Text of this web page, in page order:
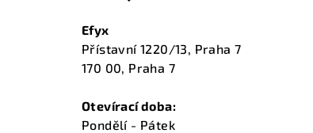
Efyx
Přístavní 1220/13, Praha 7
170 00, Praha 7
Otevírací doba:
Pondělí - Pátek